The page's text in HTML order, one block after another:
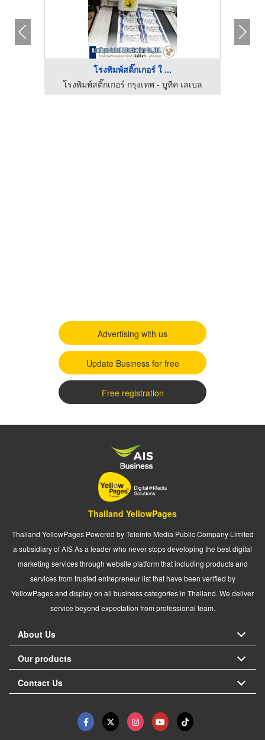
โรงพิมพ์สติ๊กเกอร์ ใ ...
โรงพิมพ์สติ๊กเกอร์ กรุงเทพ - บูทีค เลเบล
Advertising with us
Update Business for free
Free registration
Thailand YellowPages
Thailand YellowPages Powered by Teleinfo Media Public Company Limited
a subsidiary of AIS As a leader who never stops developing the best digital
marketing services through website platform that including products and
services from trusted entrepreneur list that have been verified by
YellowPages and display on all business categories in Thailand. We deliver
service beyond expectation from professional team.
About Us
Our products
Contact Us